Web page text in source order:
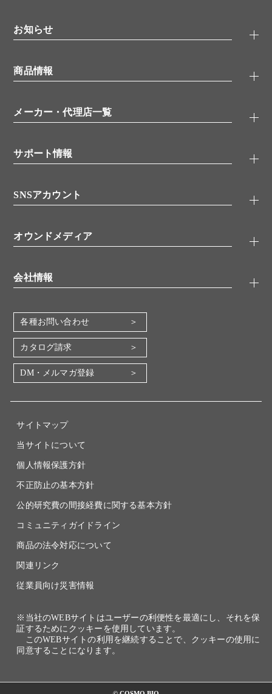
タンパク質検索
ELISA/ELISpot検索
品番検索
お知らせ
無料サンプル
ウェビナー （オンラインセミナー）
学会・展示スケジュール
商品情報
抗体
シグナル伝達
糖類／レクチン
分子生物
バイオメディカル(環境・食品)
機器・消耗品
メーカー・代理店一覧
代理店
サポート情報
アプリケーションノート
書類ダウンロード
SNSアカウント
YouTube
オウンドメディア
会社情報
会社概要
地図・アクセス（本社）
IR情報
電子公告
各種お問い合わせ
カタログ請求
DM・メルマガ登録
サイトマップ
当サイトについて
個人情報保護方針
不正防止の基本方針
公的研究費の間接経費に関する基本方針
コミュニティガイドライン
商品の法令対応について
関連リンク
従業員向け災害情報
※当社のWEBサイトはユーザーの利便性を最適にし、それを保
証するためにクッキーを使用しています。
このWEBサイトの利用を継続することで、クッキーの使用に
同意することになります。